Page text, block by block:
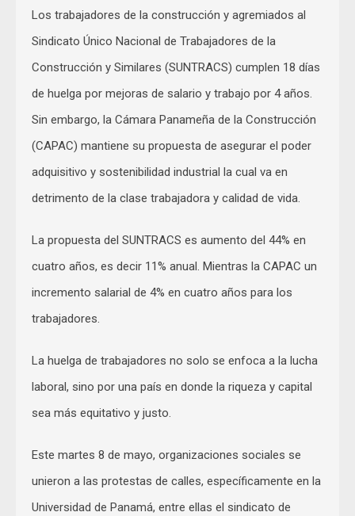
Los trabajadores de la construcción y agremiados al
Sindicato Único Nacional de Trabajadores de la
Construcción y Similares (SUNTRACS) cumplen 18 días
de huelga por mejoras de salario y trabajo por 4 años.
Sin embargo, la Cámara Panameña de la Construcción
(CAPAC) mantiene su propuesta de asegurar el poder
adquisitivo y sostenibilidad industrial la cual va en
detrimento de la clase trabajadora y calidad de vida.
La propuesta del SUNTRACS es aumento del 44% en
cuatro años, es decir 11% anual. Mientras la CAPAC un
incremento salarial de 4% en cuatro años para los
trabajadores.
La huelga de trabajadores no solo se enfoca a la lucha
laboral, sino por una país en donde la riqueza y capital
sea más equitativo y justo.
Este martes 8 de mayo, organizaciones sociales se
unieron a las protestas de calles, específicamente en la
Universidad de Panamá, entre ellas el sindicato de